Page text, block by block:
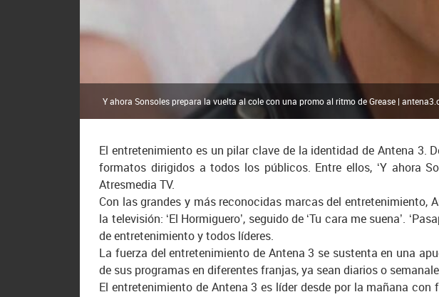
Y ahora Sonsoles prepara la vuelta al cole con una promo al ritmo de Grease |
El entretenimiento es un pilar clave de la identidad de Antena 3.
formatos dirigidos a todos los públicos. Entre ellos, ‘Y ahora
Atresmedia TV.
Con las grandes y más reconocidas marcas del
la televisión: ‘El Hormiguero’, seguido de ‘Tu cara me suena’.
de entretenimiento y todos líderes.
La fuerza del entretenimiento de Antena 3 se sustenta en una
de sus programas en diferentes franjas, ya sean diarios o
El entretenimiento de Antena 3 es líder desde por la mañana con